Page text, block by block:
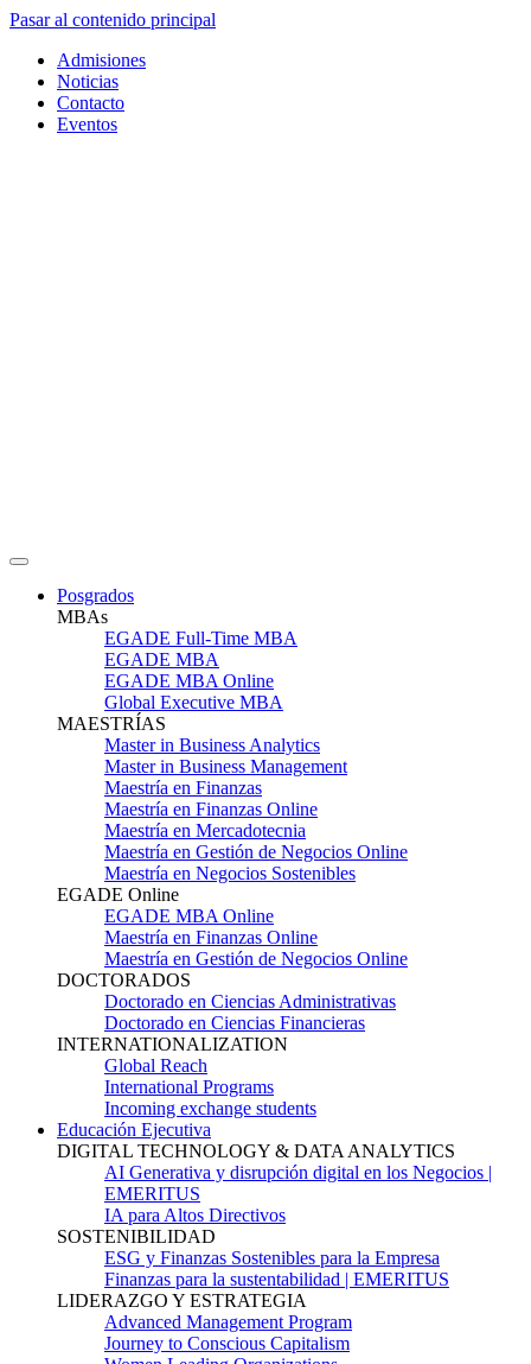
Pasar al contenido principal
Admisiones
Noticias
Contacto
Eventos
Posgrados
MBAs
EGADE Full-Time MBA
EGADE MBA
EGADE MBA Online
Global Executive MBA
MAESTRÍAS
Master in Business Analytics
Master in Business Management
Maestría en Finanzas
Maestría en Finanzas Online
Maestría en Mercadotecnia
Maestría en Gestión de Negocios Online
Maestría en Negocios Sostenibles
EGADE Online
EGADE MBA Online
Maestría en Finanzas Online
Maestría en Gestión de Negocios Online
DOCTORADOS
Doctorado en Ciencias Administrativas
Doctorado en Ciencias Financieras
INTERNATIONALIZATION
Global Reach
International Programs
Incoming exchange students
Educación Ejecutiva
DIGITAL TECHNOLOGY & DATA ANALYTICS
AI Generativa y disrupción digital en los Negocios |
EMERITUS
IA para Altos Directivos
SOSTENIBILIDAD
ESG y Finanzas Sostenibles para la Empresa
Finanzas para la sustentabilidad | EMERITUS
LIDERAZGO Y ESTRATEGIA
Advanced Management Program
Journey to Conscious Capitalism